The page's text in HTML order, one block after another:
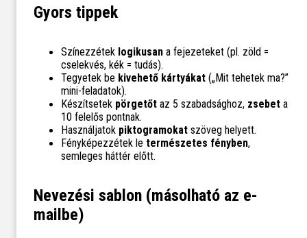
Gyors tippek
Színezzétek logikusana fejezeteket (pl. zöld =
cselekvés, kék = tudás).
Tegyetek be kivehető kártyákat(„Mit tehetek ma?”
mini-feladatok).
Készítsetek pörgetőtaz 5 szabadsághoz, zsebeta
10 felelős pontnak.
Használjatok piktogramokatszöveg helyett.
Fényképezzétek le természetes fényben,
semleges háttér előtt.
Nevezési sablon (másolható az e-
mailbe)